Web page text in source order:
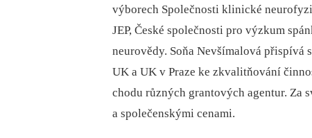
výborech Společnosti klinické
JEP, České společnosti pro výzkum
neurovědy. Soňa Nevšímalová
UK a UK v Praze ke zkvalitňování
chodu různých grantových agentur. Za
a společenskými cenami.